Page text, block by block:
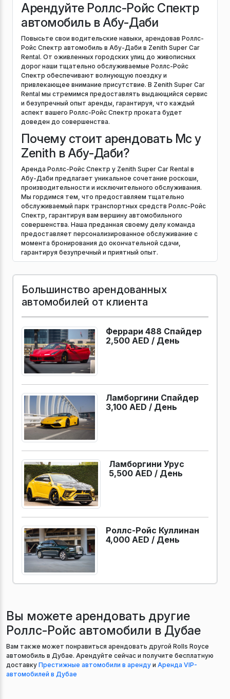
Арендуйте Роллс-Ройс Спектр
автомобиль в Абу-Даби
Повысьте свои водительские навыки, арендовав Роллс-
Ройс Спектр автомобиль в Абу-Даби в Zenith Super Car
Rental. От оживленных городских улиц до живописных
дорог наши тщательно обслуживаемые Роллс-Ройс
Спектр обеспечивают волнующую поездку и
привлекающее внимание присутствие. В Zenith Super Car
Rental мы стремимся предоставлять выдающийся сервис
и безупречный опыт аренды, гарантируя, что каждый
аспект вашего Роллс-Ройс Спектр проката будет
доведен до совершенства.
Почему стоит арендовать Mc у
Zenith в Абу-Даби?
Аренда Роллс-Ройс Спектр у Zenith Super Car Rental в
Абу-Даби предлагает уникальное сочетание роскоши,
производительности и исключительного обслуживания.
Мы гордимся тем, что предоставляем тщательно
обслуживаемый парк транспортных средств Роллс-Ройс
Спектр, гарантируя вам вершину автомобильного
совершенства. Наша преданная своему делу команда
предоставляет персонализированное обслуживание с
момента бронирования до окончательной сдачи,
гарантируя безупречный и приятный опыт.
Большинство арендованных
автомобилей от клиента
Феррари 488 Спайдер
2,500 AED / День
Ламборгини Спайдер
3,100 AED / День
Ламборгини Урус
5,500 AED / День
Роллс-Ройс Куллинан
4,000 AED / День
Вы можете арендовать другие
Роллс-Ройс автомобили в Дубае
Вам также может понравиться арендовать другой Rolls Royce
автомобиль в Дубае. Арендуйте сейчас и получите бесплатную
доставку Престижные автомобили в аренду и Аренда VIP-
автомобилей в Дубае